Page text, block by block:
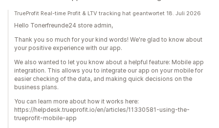
TrueProfit Real-time Profit & LTV tracking hat geantwortet 18. Juli 2026
Hello Tonerfreunde24 store admin,
Thank you so much for your kind words! We're glad to know about
your positive experience with our app.
We also wanted to let you know about a helpful feature: Mobile app
integration. This allows you to integrate our app on your mobile for
easier checking of the data, and making quick decisions on the
business plans.
You can learn more about how it works here:
https://helpdesk.trueprofit.io/en/articles/11330581-using-the-
trueprofit-mobile-app